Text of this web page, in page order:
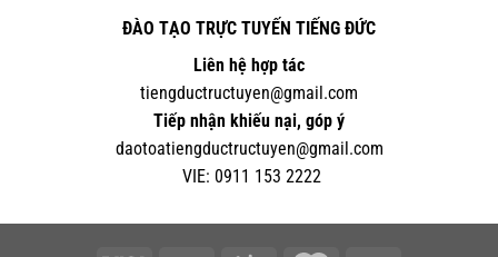
ĐÀO TẠO TRỰC TUYẾN TIẾNG ĐỨC
Liên hệ hợp tác
tiengductructuyen@gmail.com
Tiếp nhận khiếu nại, góp ý
daotoatiengductructuyen@gmail.com
VIE: 0911 153 2222